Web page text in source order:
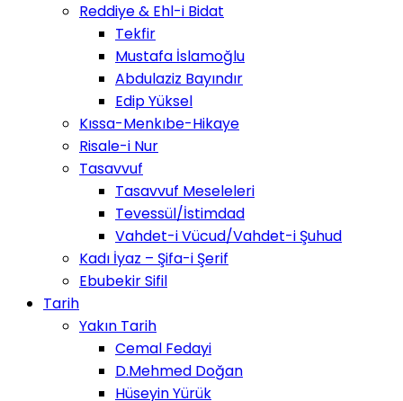
Reddiye & Ehl-i Bidat
Tekfir
Mustafa İslamoğlu
Abdulaziz Bayındır
Edip Yüksel
Kıssa-Menkıbe-Hikaye
Risale-i Nur
Tasavvuf
Tasavvuf Meseleleri
Tevessül/İstimdad
Vahdet-i Vücud/Vahdet-i Şuhud
Kadı İyaz – Şifa-i Şerif
Ebubekir Sifil
Tarih
Yakın Tarih
Cemal Fedayi
D.Mehmed Doğan
Hüseyin Yürük